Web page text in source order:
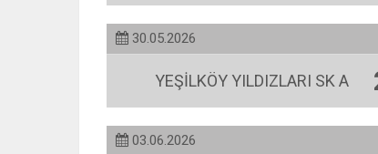
30.05.2026
YEŞİLKÖY YILDIZLARI SK A
03.06.2026